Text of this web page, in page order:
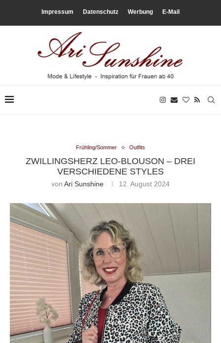
Impressum Datenschutz Werbung E-Mail
Frühling/Sommer Outfits
ZWILLINGSHERZ LEO-BLOUSON – DREI
VERSCHIEDENE STYLES
von Ari Sunshine 12. August 2024